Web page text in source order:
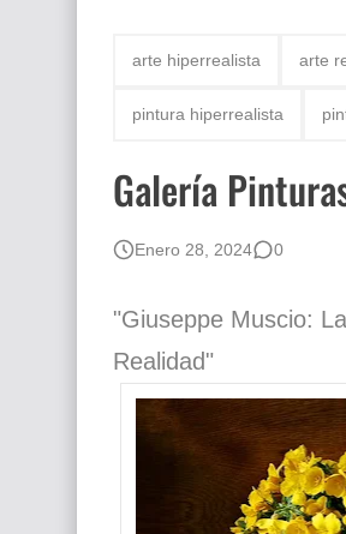
Rostros Bellos, La
Fotos Artísticas de
El mundo del arte en
arte hiperrealista arte
pintura hiperrealista
Galería
Enero 28, 2024 0
"Giuseppe Muscio:
Realidad"